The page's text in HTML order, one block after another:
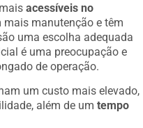
acessíveis no
mais manutenção e têm
uma escolha adequada
é uma preocupação e
de operação.
um custo mais elevado,
além de umtempo